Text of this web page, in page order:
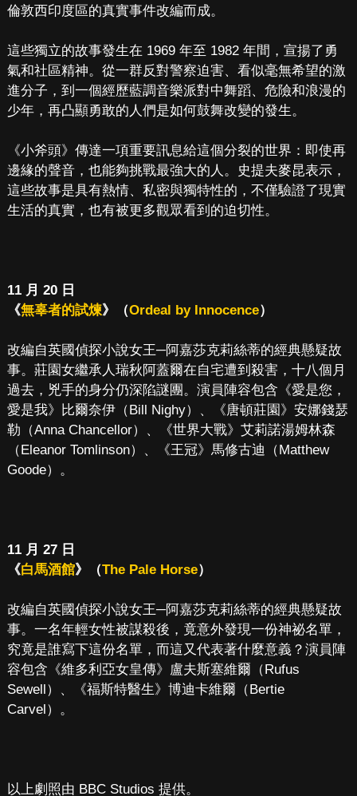
倫敦西印度區的真實事件改編而成。
這些獨立的故事發生在 1969 年至 1982 年間，宣揚了勇
氣和社區精神。從一群反對警察迫害、看似毫無希望的激
進分子，到一個經歷藍調音樂派對中舞蹈、危險和浪漫的
少年，再凸顯勇敢的人們是如何鼓舞改變的發生。
《小斧頭》傳達一項重要訊息給這個分裂的世界：即使再
邊緣的聲音，也能夠挑戰最強大的人。史提夫麥昆表示，
這些故事是具有熱情、私密與獨特性的，不僅驗證了現實
生活的真實，也有被更多觀眾看到的迫切性。
11 月 20 日
《無辜者的試煉》（Ordeal by Innocence）
改編自英國偵探小說女王─阿嘉莎克莉絲蒂的經典懸疑故
事。莊園女繼承人瑞秋阿蓋爾在自宅遭到殺害，十八個月
過去，兇手的身分仍深陷謎團。演員陣容包含《愛是您，
愛是我》比爾奈伊（Bill Nighy）、《唐頓莊園》安娜錢瑟
勒（Anna Chancellor）、《世界大戰》艾莉諾湯姆林森
（Eleanor Tomlinson）、《王冠》馬修古迪（Matthew
Goode）。
11 月 27 日
《白馬酒館》（The Pale Horse）
改編自英國偵探小說女王─阿嘉莎克莉絲蒂的經典懸疑故
事。一名年輕女性被謀殺後，竟意外發現一份神祕名單，
究竟是誰寫下這份名單，而這又代表著什麼意義？演員陣
容包含《維多利亞女皇傳》盧夫斯塞維爾（Rufus
Sewell）、《福斯特醫生》博迪卡維爾（Bertie
Carvel）。
以上劇照由 BBC Studios 提供。